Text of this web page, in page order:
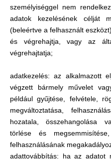
személyiséggel nem
adatok kezelésének célját
(beleértve a felhasznált
és végrehajtja, vagy az
végrehajtatja;
adatkezelés: az alkalmazott
végzett bármely művelet
például gyűjtése, felvétele,
megváltoztatása,
hozatala, összehangolása
törlése és
felhasználásának
adattovábbítás: ha az adatot